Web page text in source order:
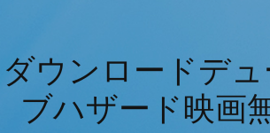
ダウンロードデ
ブハザード映画